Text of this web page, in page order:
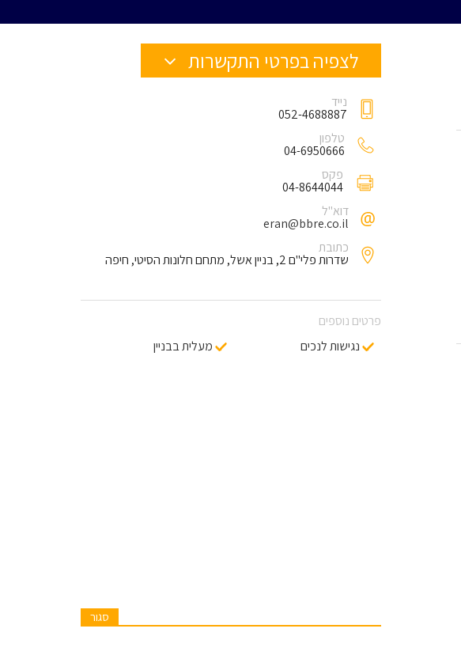
לצפיה בפרטי התקשרות
נייד
052-4688887
טלפון
04-6950666
פקס
04-8644044
דוא"ל
eran@bbre.co.il
כתובת
שדרות פלי"ם 2, בניין אשל, מתחם חלונות הסיטי, חיפה
פרטים נוספים
נגישות לנכים
מעלית בבניין
סגור